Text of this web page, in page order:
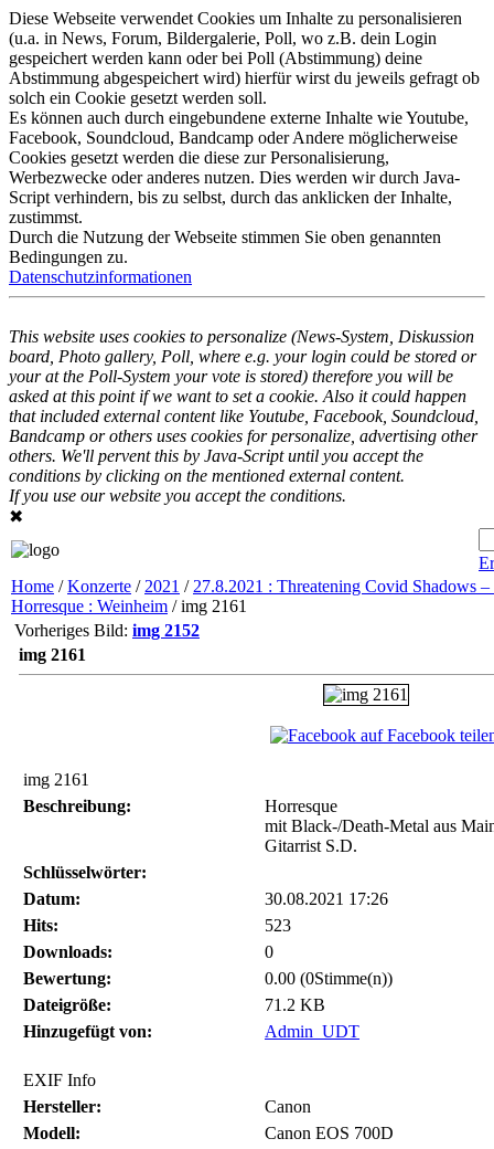
Diese Webseite verwendet Cookies um Inhalte zu personalisieren
(u.a. in News, Forum, Bildergalerie, Poll, wo z.B. dein Login
gespeichert werden kann oder bei Poll (Abstimmung) deine
Abstimmung abgespeichert wird) hierfür wirst du jeweils gefragt ob
solch ein Cookie gesetzt werden soll.
Es können auch durch eingebundene externe Inhalte wie Youtube,
Facebook, Soundcloud, Bandcamp oder Andere möglicherweise
Cookies gesetzt werden die diese zur Personalisierung,
Werbezwecke oder anderes nutzen. Dies werden wir durch Java-
Script verhindern, bis zu selbst, durch das anklicken der Inhalte,
zustimmst.
Durch die Nutzung der Webseite stimmen Sie oben genannten
Bedingungen zu.
Datenschutzinformationen
This website uses cookies to personalize (News-System, Diskussion
board, Photo gallery, Poll, where e.g. your login could be stored or
your at the Poll-System your vote is stored) therefore you will be
asked at this point if we want to set a cookie. Also it could happen
that included external content like Youtube, Facebook, Soundcloud,
Bandcamp or others uses cookies for personalize, advertising other
others. We'll pervent this by Java-Script until you accept the
conditions by clicking on the mentioned external content.
If you use our website you accept the conditions.
✖
Home /Konzerte / 2021 / 27.8.2021 : Threatening Covid Shadows –
Horresque : Weinheim / img 2161
Vorheriges Bild: img 2152
img 2161
auf Facebook
img 2161
Beschreibung:
Horresque
mit Black-/Death-Metal aus
Gitarrist S.D.
Schlüsselwörter:
Datum:
30.08.2021 17:26
Hits:
523
Downloads:
0
Bewertung:
0.00 (0Stimme(n))
Dateigröße:
71.2 KB
Hinzugefügt von:
Admin_UDT
EXIF Info
Hersteller:
Canon
Modell:
Canon EOS 700D